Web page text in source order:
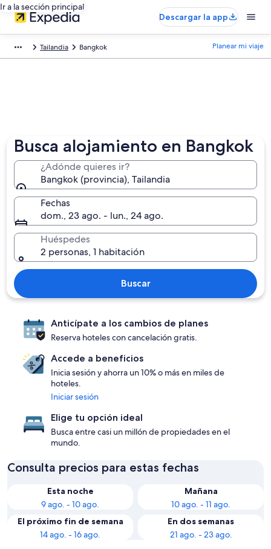
Ir a la sección principal
Descargar la app
Tailandia Bangkok Planear mi viaje
Busca alojamiento en Bangkok
¿Adónde quieres ir?
Bangkok (provincia), Tailandia
Fechas
dom., 23 ago. - lun., 24 ago.
Huéspedes
2 personas, 1 habitación
Buscar
Anticípate a los cambios de planes
Reserva hoteles con cancelación gratis.
Accede a beneficios
Inicia sesión y ahorra un 10% o más en miles de
hoteles.
Iniciar sesión
Elige tu opción ideal
Busca entre casi un millón de propiedades en el
mundo.
Consulta precios para estas fechas
Esta noche
9 ago. - 10 ago.
Mañana
10 ago. - 11 ago.
El próximo fin de semana
14 ago. - 16 ago.
En dos semanas
21 ago. - 23 ago.